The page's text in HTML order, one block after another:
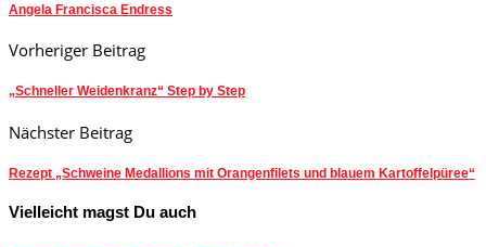
Angela Francisca Endress
Vorheriger Beitrag
„Schneller Weidenkranz“ Step by Step
Nächster Beitrag
Rezept „Schweine Medallions mit Orangenfilets und blauem Kartoffelpüree“
Vielleicht magst Du auch